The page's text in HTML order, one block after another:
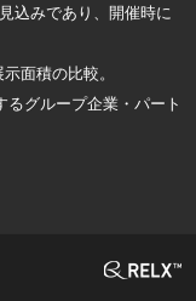
込みであり、開催時に
面積の比較。
グループ企業・パート